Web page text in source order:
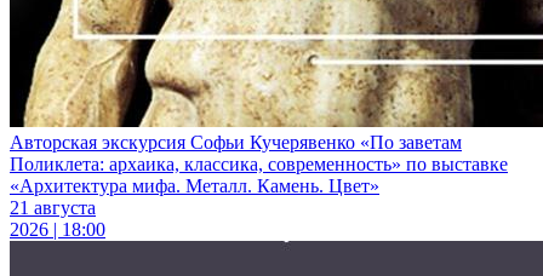
Авторская экскурсия Софьи Кучерявенко «По заветам
Поликлета: архаика, классика, современность» по выставке
«Архитектура мифа. Металл. Камень. Цвет»
21 августа
2026 | 18:00